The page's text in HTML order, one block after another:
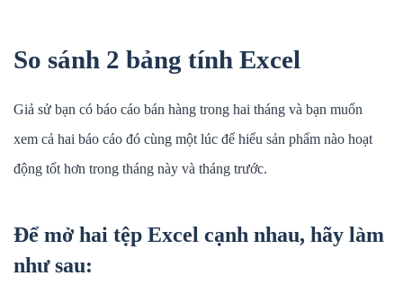
So sánh 2 bảng tính Excel
Giả sử bạn có báo cáo bán hàng trong hai tháng và bạn muốn
xem cả hai báo cáo đó cùng một lúc để hiểu sản phẩm nào hoạt
động tốt hơn trong tháng này và tháng trước.
Để mở hai tệp Excel cạnh nhau, hãy làm
như sau: